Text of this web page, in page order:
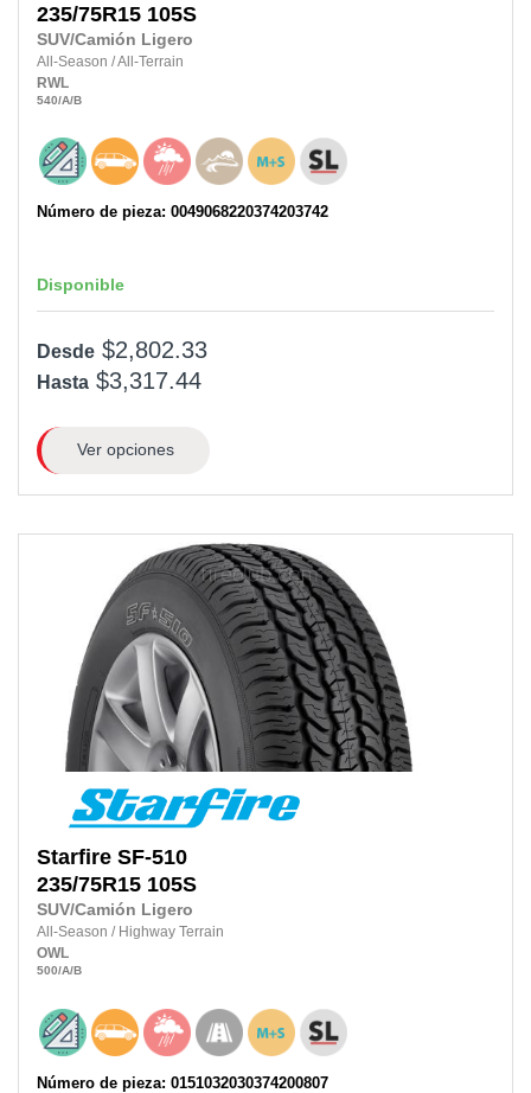
235/75R15 105S
SUV/Camión Ligero
All-Season /All-Terrain
RWL
540/A/B
Número de pieza: 0049068220374203742
Disponible
Desde $2,802.33
Hasta $3,317.44
Ver opciones
Starfire SF-510
235/75R15 105S
SUV/Camión Ligero
All-Season / Highway Terrain
OWL
500/A/B
Número de pieza: 0151032030374200807